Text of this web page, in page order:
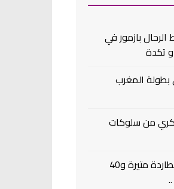
بازمور في
تكدة
المغرب
من سلوكات
سقوط (الإمبراطور) بعد مطاردة متيرة و40